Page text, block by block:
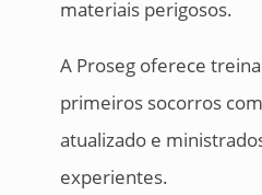
materiais perigosos.
A Proseg oferece
primeiros socorros
atualizado e
experientes.